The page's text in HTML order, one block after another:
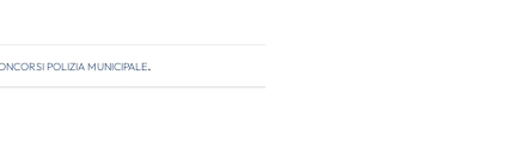
polizia municipale.